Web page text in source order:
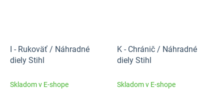
I - Rukoväť / Náhradné
diely Stihl
Skladom v E-shope
K - Chránič / Náhradné
diely Stihl
Skladom v E-shope